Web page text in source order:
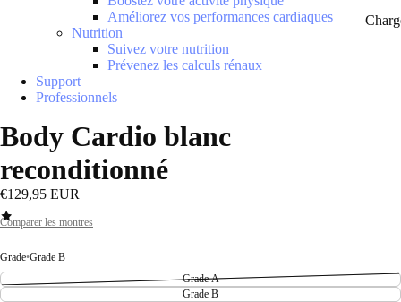
Améliorez vos performances cardiaques
Nutrition
Suivez votre nutrition
Prévenez les calculs rénaux
Support
Professionnels
Body Cardio blanc
reconditionné
€129,95 EUR
Comparer les montres
Grade•Grade B
Grade A
Grade B